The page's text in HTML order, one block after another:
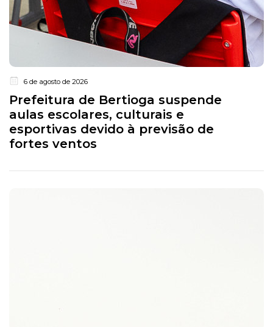
6 de agosto de 2026
Prefeitura de Bertioga suspende
aulas escolares, culturais e
esportivas devido à previsão de
fortes ventos